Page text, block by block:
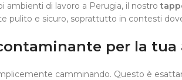
ambienti di lavoro a Perugia, il nostro
pulito e sicuro, soprattutto in contesti
per la
camminando. Questo è